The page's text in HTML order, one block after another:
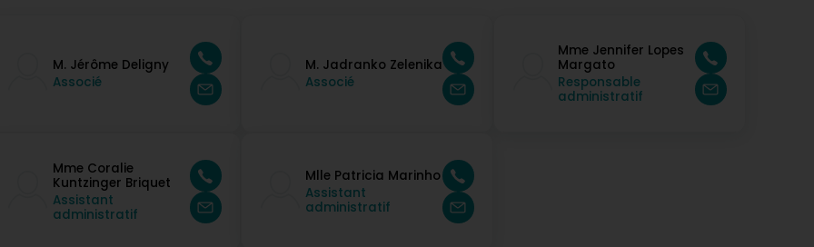
M. Jérôme Deligny
Associé
M. Jadranko Zelenika
Associé
Mme Jennifer Lopes
Margato
Responsable
administratif
Mme Coralie
Kuntzinger Briquet
Assistant
administratif
Mlle Patricia Marinho
Assistant
administratif